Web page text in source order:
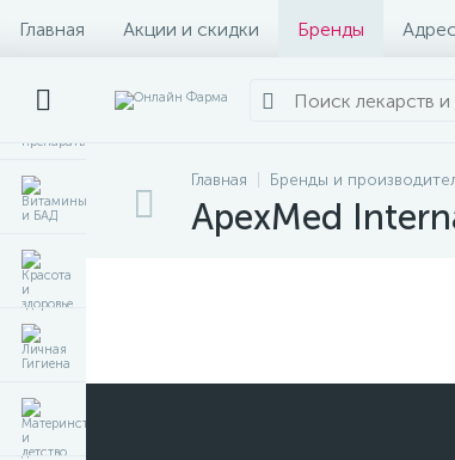
Главная Акции и скидки Бренды
Главная Бренды и
ApexMed